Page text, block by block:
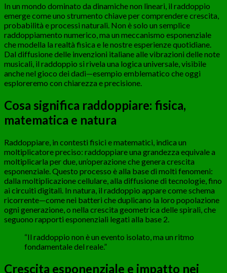
In un mondo dominato da dinamiche non lineari, il raddoppio
emerge come uno strumento chiave per comprendere crescita,
probabilità e processi naturali. Non è solo un semplice
raddoppiamento numerico, ma un meccanismo esponenziale
che modella la realtà fisica e le nostre esperienze quotidiane.
Dal diffusione delle invenzioni italiane alle vibrazioni delle note
musicali, il raddoppio si rivela una logica universale, visibile
anche nel gioco dei dadi—esempio emblematico che oggi
esploreremo con chiarezza e precisione.
Cosa significa raddoppiare: fisica,
matematica e natura
Raddoppiare, in contesti fisici e matematici, indica un
moltiplicatore preciso: raddoppiare una grandezza equivale a
moltiplicarla per due, un’operazione che genera crescita
esponenziale. Questo processo è alla base di molti fenomeni:
dalla moltiplicazione cellulare, alla diffusione di tecnologie, fino
ai circuiti digitali. In natura, il raddoppio appare come schema
ricorrente—come nei batteri che duplicano la loro popolazione
ogni generazione, o nella crescita geometrica delle spirali, che
seguono rapporti esponenziali legati alla base 2.
“Il raddoppio non è un evento isolato, ma un ritmo
fondamentale del reale.”
Crescita esponenziale e impatto nei